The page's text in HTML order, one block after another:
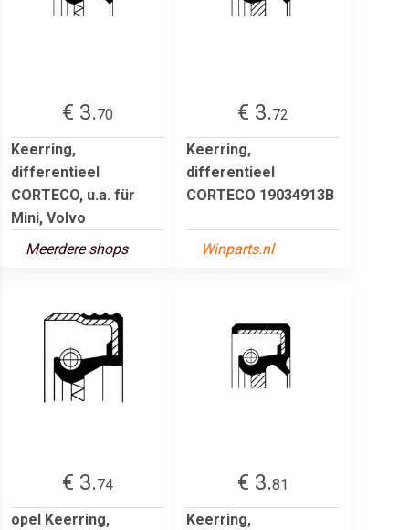
€ 3.70
Keerring,
differentieel
CORTECO, u.a. für
Mini, Volvo
Meerdere shops
€ 3.72
Keerring,
differentieel
CORTECO 19034913B
Winparts.nl
€ 3.74
opel Keerring,
€ 3.81
Keerring,